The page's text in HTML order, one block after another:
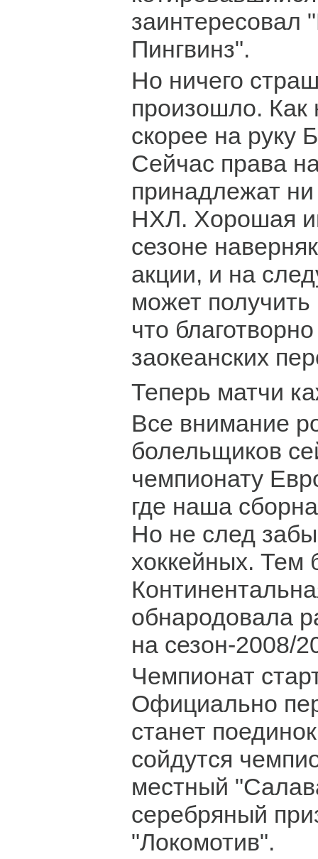
заинтересовал
Пингвинз".
Но ничего
произошло. Как
скорее на руку
Сейчас права
принадлежат
НХЛ. Хорошая
сезоне
акции, и на
может
что
заокеанских
Теперь матчи
Все внимание
болельщиков
чемпионату
где наша
Но не след
хоккейных. Тем
обнародовала
на сезон-2008/
Чемпионат
Официально
станет
сойдутся
местный
серебряный
"Локомотив".